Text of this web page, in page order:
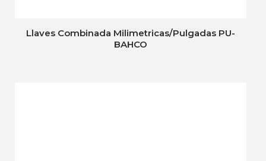
Llaves Combinada Milimetricas/Pulgadas PU-
BAHCO